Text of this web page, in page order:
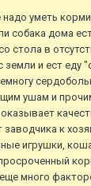
уметь
собака дома
стола в
и ест еду
ушам и
к
игрушки,
много